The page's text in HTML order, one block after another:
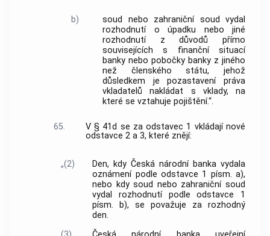
b)
soud nebo zahraniční soud vydal
rozhodnutí o úpadku nebo jiné
rozhodnutí z důvodů přímo
souvisejících s finanční situací
banky nebo pobočky banky z jiného
než členského státu, jehož
důsledkem je pozastavení práva
vkladatelů nakládat s vklady, na
které se vztahuje pojištění.“.
65.
V § 41d se za odstavec 1 vkládají nové
odstavce 2 a 3, které znějí:
„(2)
Den, kdy Česká národní banka vydala
oznámení podle odstavce 1 písm. a),
nebo kdy soud nebo zahraniční soud
vydal rozhodnutí podle odstavce 1
písm. b), se považuje za rozhodný
den.